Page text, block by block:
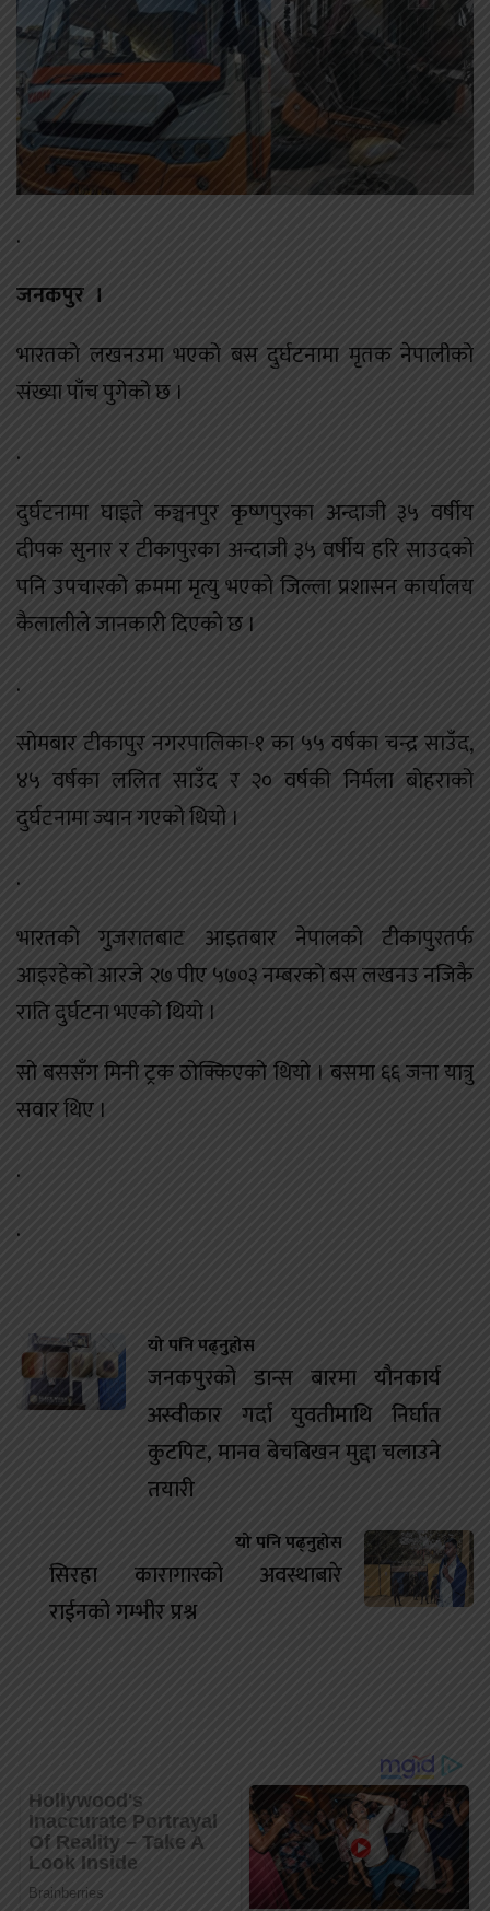
.
जनकपुर ।
भारतको लखनउमा भएको बस दुर्घटनामा मृतक नेपालीको
संख्या पाँच पुगेको छ ।
.
दुर्घटनामा घाइते कञ्चनपुर कृष्णपुरका अन्दाजी ३५ वर्षीय
दीपक सुनार र टीकापुरका अन्दाजी ३५ वर्षीय हरि साउदको
पनि उपचारको क्रममा मृत्यु भएको जिल्ला प्रशासन कार्यालय
कैलालीले जानकारी दिएको छ ।
.
सोमबार टीकापुर नगरपालिका-१ का ५५ वर्षका चन्द्र साउँद,
४५ वर्षका ललित साउँद र २० वर्षकी निर्मला बोहराको
दुर्घटनामा ज्यान गएको थियो ।
.
भारतको गुजरातबाट आइतबार नेपालको टीकापुरतर्फ
आइरहेको आरजे २७ पीए ५७०३ नम्बरको बस लखनउ नजिकै
राति दुर्घटना भएको थियो ।
सो बससँग मिनी ट्रक ठोक्किएको थियो । बसमा ६६ जना यात्रु
सवार थिए ।
.
.
यो पनि पढ्नुहोस
जनकपुरको डान्स बारमा यौनकार्य
अस्वीकार गर्दा युवतीमाथि निर्घात
कुटपिट, मानव बेचबिखन मुद्दा चलाउने
तयारी
यो पनि पढ्नुहोस
सिरहा कारागारको अवस्थाबारे
राईनको गम्भीर प्रश्न